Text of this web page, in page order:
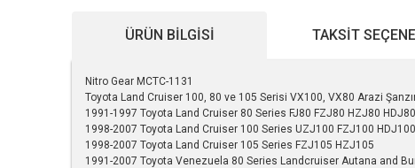
ÜRÜN BILGISI TAKSIT
Nitro Gear MCTC-1131
Toyota Land Cruiser 100, 80 ve 105 Serisi VX100, VX80 Arazi
1991-1997 Toyota Land Cruiser 80 Series FJ80 FZJ80 HZJ80
1998-2007 Toyota Land Cruiser 100 Series UZJ100 FZJ100 HDJ100
1998-2007 Toyota Land Cruiser 105 Series FZJ105 HZJ105
1991-2007 Toyota Venezuela 80 Series Landcruiser Autana and